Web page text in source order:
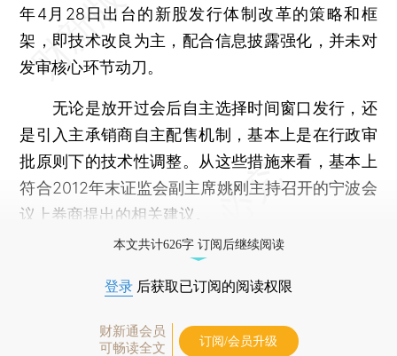
年4月28日出台的新股发行体制改革的策略和框
架，即技术改良为主，配合信息披露强化，并未对
发审核心环节动刀。
无论是放开过会后自主选择时间窗口发行，还
是引入主承销商自主配售机制，基本上是在行政审
批原则下的技术性调整。从这些措施来看，基本上
符合2012年末证监会副主席姚刚主持召开的宁波会
议上券商提出的相关建议。
本文共计626字 订阅后继续阅读
登录 后获取已订阅的阅读权限
财新通会员
可畅读全文
订阅/会员升级